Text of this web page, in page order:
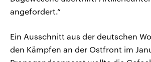
Wahl.
Audio-Archiv
angefordert.“
Ein Ausschnitt aus der deutschen
den Kämpfen an der Ostfront im